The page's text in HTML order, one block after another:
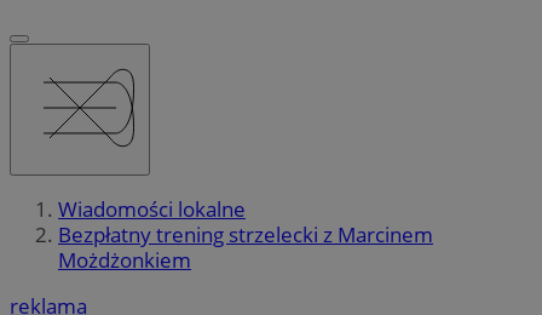
Wiadomości lokalne
Bezpłatny trening strzelecki z Marcinem
Możdżonkiem
reklama